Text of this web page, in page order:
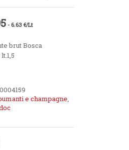
- 6.63 €/Lt
brut Bosca
e champagne,